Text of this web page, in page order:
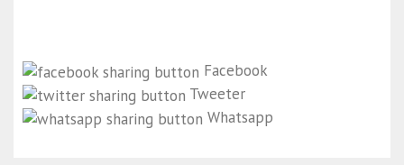
Facebook
Tweeter
Whatsapp